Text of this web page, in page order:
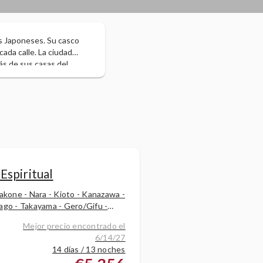
Su casco
calle. La ciudad
de sus casas del
como el rojo Nakabashi
- Nara - Kioto - Kanazawa -
- Takayama - Gero/Gifu -
Mejor precio encontrado el
6/14/27
14 días / 13 noches